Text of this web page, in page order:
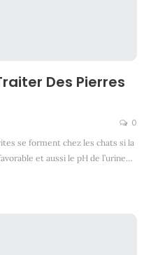
Des Pierres
0
se forment chez les chats si la
et aussi le pH de l’urine…